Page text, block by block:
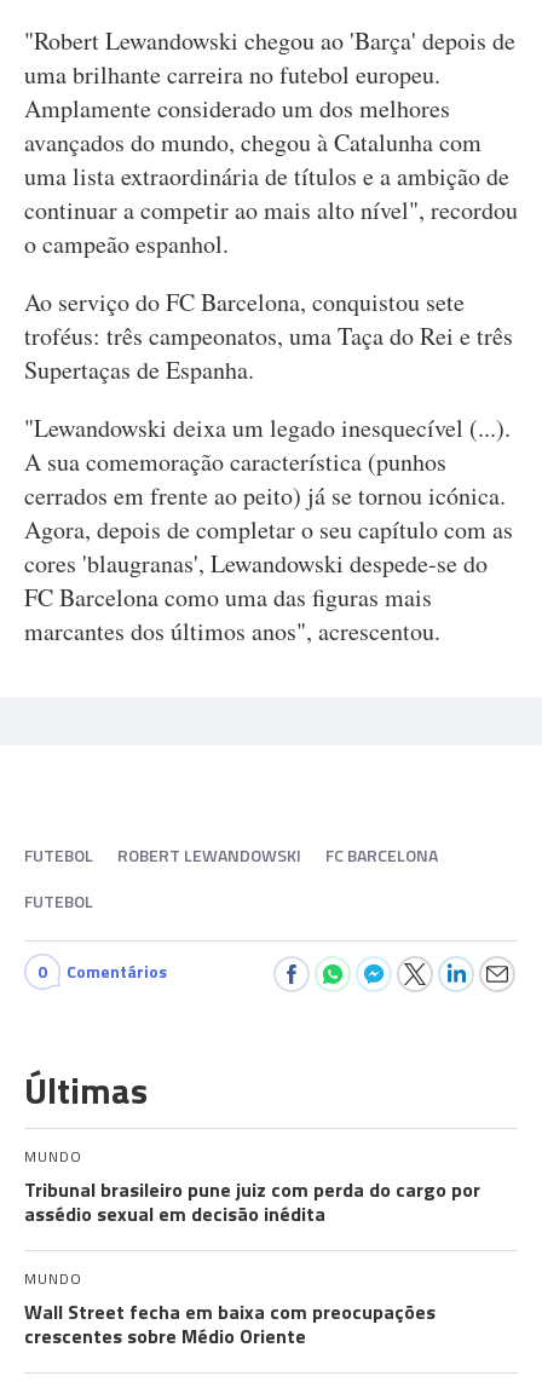
"Robert Lewandowski chegou ao 'Barça' depois de
uma brilhante carreira no futebol europeu.
Amplamente considerado um dos melhores
avançados do mundo, chegou à Catalunha com
uma lista extraordinária de títulos e a ambição de
continuar a competir ao mais alto nível", recordou
o campeão espanhol.
Ao serviço do FC Barcelona, conquistou sete
troféus: três campeonatos, uma Taça do Rei e três
Supertaças de Espanha.
"Lewandowski deixa um legado inesquecível (...).
A sua comemoração característica (punhos
cerrados em frente ao peito) já se tornou icónica.
Agora, depois de completar o seu capítulo com as
cores 'blaugranas', Lewandowski despede-se do
FC Barcelona como uma das figuras mais
marcantes dos últimos anos", acrescentou.
FUTEBOL ROBERT LEWANDOWSKI
FC BARCELONA
FUTEBOL
0 Comentários
Últimas
MUNDO
Tribunal brasileiro pune juiz com perda do cargo por
assédio sexual em decisão inédita
MUNDO
Wall Street fecha em baixa com preocupações
crescentes sobre Médio Oriente